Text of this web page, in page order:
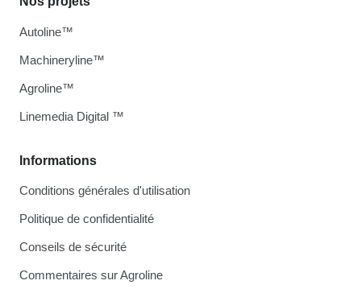
Informations
Conditions générales d'utilisation
Politique de confidentialité
Conseils de sécurité
Commentaires sur Agroline
Autoline™
Machineryline™
Agroline™
Linemedia Digital ™